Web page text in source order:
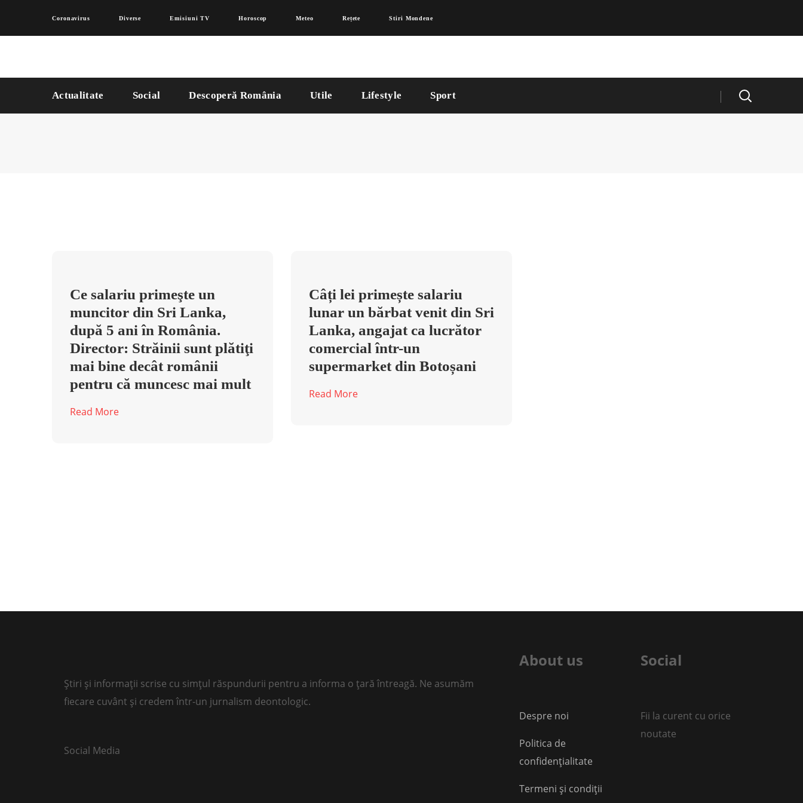
Coronavirus Diverse Emisiuni TV Horoscop Meteo Rețete Stiri Mondene
Actualitate Social Descoperă România Utile Lifestyle Sport
Ce salariu primeşte un
muncitor din Sri Lanka,
după 5 ani în România.
Director: Străinii sunt plătiţi
mai bine decât românii
pentru că muncesc mai mult
Read More
Câți lei primește salariu
lunar un bărbat venit din Sri
Lanka, angajat ca lucrător
comercial într-un
supermarket din Botoșani
Read More
Știri și informații scrise cu simțul răspundurii pentru a informa o țară întreagă. Ne asumăm
fiecare cuvânt și credem într-un jurnalism deontologic.
Social Media
About us
Despre noi
Politica de
confidențialitate
Termeni și condiții
Social
Fii la curent cu orice
noutate